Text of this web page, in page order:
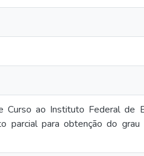
ao Instituto Federal de
parcial para obtenção do